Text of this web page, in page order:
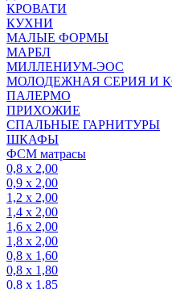
КРОВАТИ
КУХНИ
МАЛЫЕ ФОРМЫ
МАРБЛ
МИЛЛЕНИУМ-ЭОС
МОЛОДЕЖНАЯ СЕРИЯ И
ПАЛЕРМО
ПРИХОЖИЕ
СПАЛЬНЫЕ ГАРНИТУРЫ
ШКАФЫ
ФСМ матрасы
0,8 х 2,00
0,9 х 2,00
1,2 х 2,00
1,4 х 2,00
1,6 х 2,00
1,8 х 2,00
0,8 х 1,60
0,8 х 1,80
0,8 х 1,85